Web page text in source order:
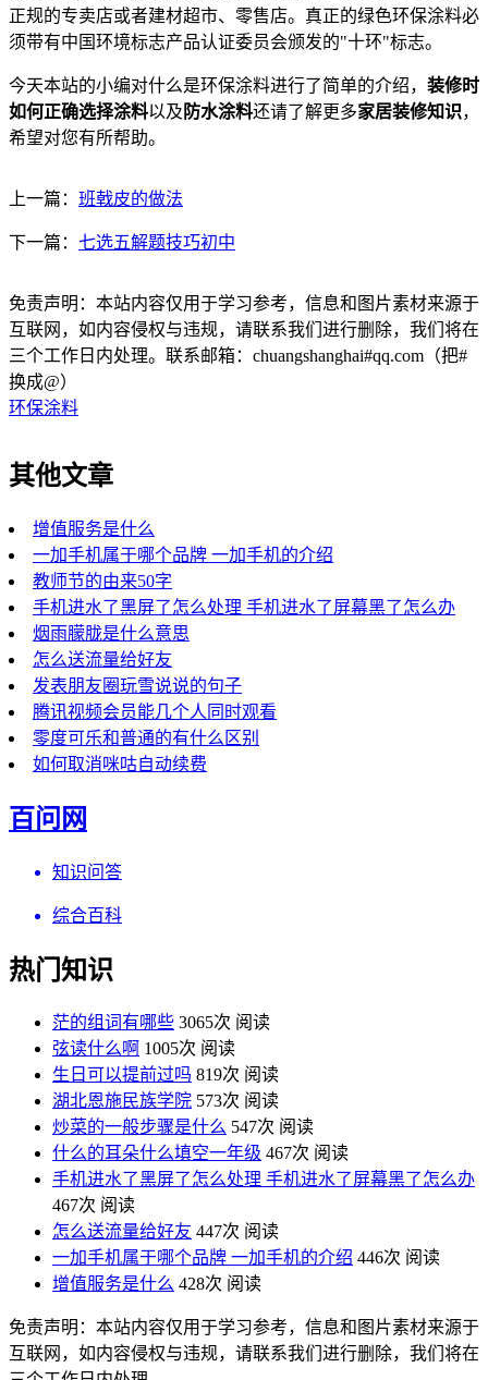
正规的专卖店或者建材超市、零售店。真正的绿色环保涂料必
须带有中国环境标志产品认证委员会颁发的"十环"标志。
今天本站的小编对什么是环保涂料进行了简单的介绍， 装修时
如何正确选择涂料以及 防水涂料还请了解更多家居装修知识，
希望对您有所帮助。
上一篇： 班戟皮的做法
下一篇： 七选五解题技巧初中
免责声明：本站内容仅用于学习参考，信息和图片素材来源于
互联网，如内容侵权与违规，请联系我们进行删除，我们将在
三个工作日内处理。联系邮箱：chuangshanghai#qq.com（把#
换成@）
环保涂料
其他文章
增值服务是什么
一加手机属于哪个品牌 一加手机的介绍
教师节的由来50字
手机进水了黑屏了怎么处理 手机进水了屏幕黑了怎么办
烟雨朦胧是什么意思
怎么送流量给好友
发表朋友圈玩雪说说的句子
腾讯视频会员能几个人同时观看
零度可乐和普通的有什么区别
如何取消咪咕自动续费
百问网
知识问答
综合百科
热门知识
茫的组词有哪些 3065次 阅读
弦读什么啊 1005次 阅读
生日可以提前过吗 819次 阅读
湖北恩施民族学院 573次 阅读
炒菜的一般步骤是什么 547次 阅读
什么的耳朵什么填空一年级 467次 阅读
手机进水了黑屏了怎么处理 手机进水了屏幕黑了怎么办
467次 阅读
怎么送流量给好友 447次 阅读
一加手机属于哪个品牌 一加手机的介绍 446次 阅读
增值服务是什么 428次 阅读
免责声明：本站内容仅用于学习参考，信息和图片素材来源于
互联网，如内容侵权与违规，请联系我们进行删除，我们将在